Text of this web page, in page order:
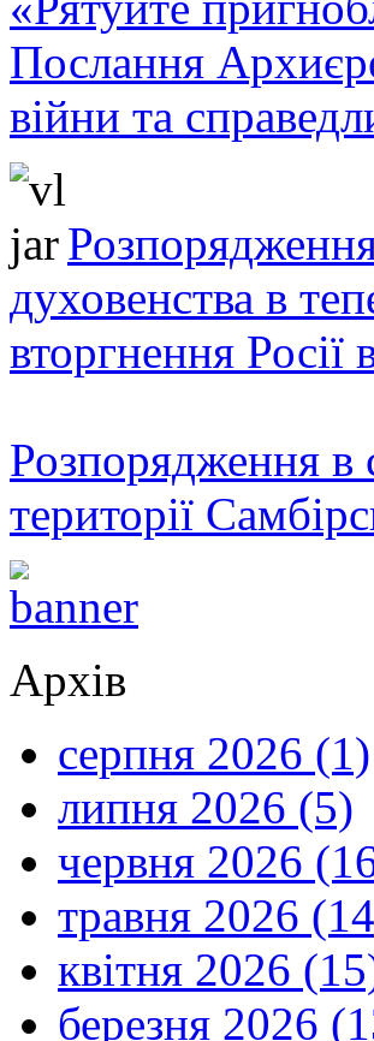
Послання
війни та
духовенства в
вторгнення Росії
Розпорядження в
території
Архів
серпня 2026 (1)
липня 2026 (5)
червня 2026
травня 2026
квітня 2026
березня 2026